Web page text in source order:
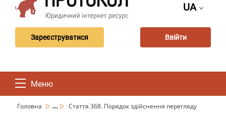
UA
Зареєструватися Ввійти
Меню
Головна ...
Стаття 368. Порядок здійснення перегляду